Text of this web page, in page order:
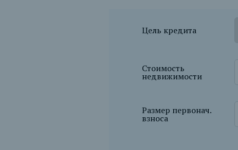
Цель кредита
Стоимость
недвижимости
Размер первонач.
взноса